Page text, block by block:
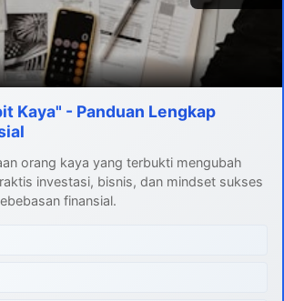
Kaya" - Panduan Lengkap
orang kaya yang terbukti mengubah
investasi, bisnis, dan mindset sukses
finansial.